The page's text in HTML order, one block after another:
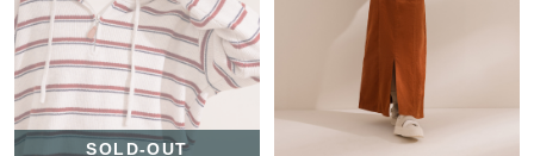
SOLD-OUT